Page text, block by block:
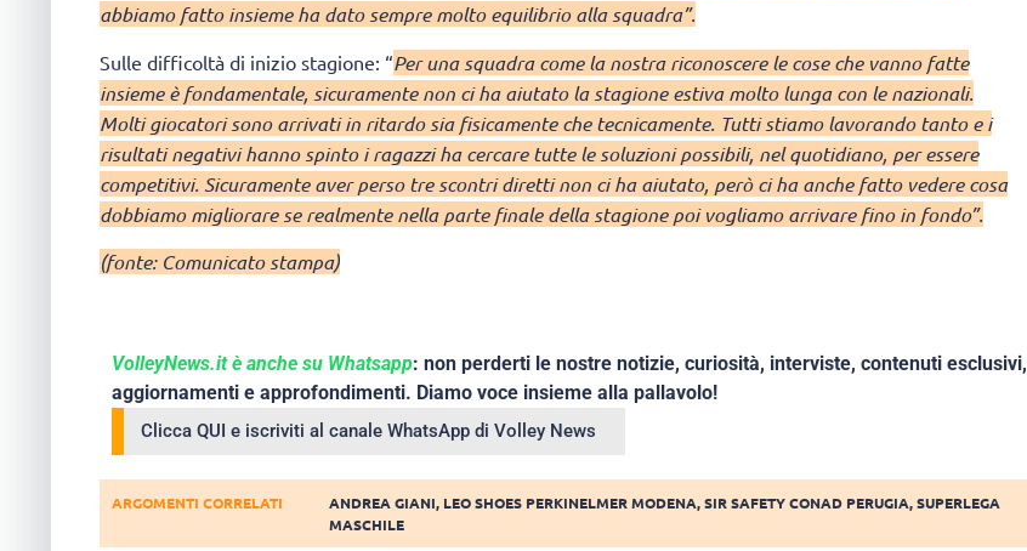
abbiamo fatto insieme ha dato sempre molto equilibrio alla squadra”.
Sulle difficoltà di inizio stagione: “Per una squadra come la nostra riconoscere le cose che vanno fatte
insieme è fondamentale, sicuramente non ci ha aiutato la stagione estiva molto lunga con le nazionali.
Molti giocatori sono arrivati in ritardo sia fisicamente che tecnicamente. Tutti stiamo lavorando tanto e i
risultati negativi hanno spinto i ragazzi ha cercare tutte le soluzioni possibili, nel quotidiano, per essere
competitivi. Sicuramente aver perso tre scontri diretti non ci ha aiutato, però ci ha anche fatto vedere cosa
dobbiamo migliorare se realmente nella parte finale della stagione poi vogliamo arrivare fino in fondo”.
(fonte: Comunicato stampa)
VolleyNews.it è anche su Whatsapp: non perderti le nostre notizie, curiosità, interviste, contenuti esclusivi,
aggiornamenti e approfondimenti. Diamo voce insieme alla pallavolo!
Clicca QUI e iscriviti al canale WhatsApp di Volley News
ARGOMENTI CORRELATI ANDREA GIANI, LEO SHOES PERKINELMER MODENA,SIR SAFETY CONAD PERUGIA,SUPERLEGA
MASCHILE